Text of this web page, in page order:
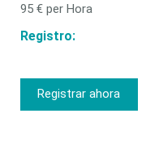
95 € per Hora
Registro:
Registrar ahora